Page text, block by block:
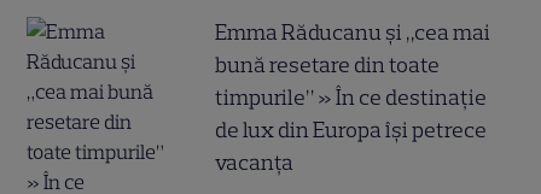
Emma Răducanu și „cea mai
bună resetare din toate
timpurile” » În ce destinație
de lux din Europa își petrece
vacanța